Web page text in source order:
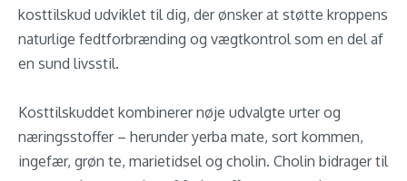
kosttilskud udviklet til dig, der ønsker at støtte kroppens
naturlige fedtforbrænding og vægtkontrol som en del af
en sund livsstil.
Kosttilskuddet kombinerer nøje udvalgte urter og
næringsstoffer – herunder yerba mate, sort kommen,
ingefær, grøn te, marietidsel og cholin. Cholin bidrager til